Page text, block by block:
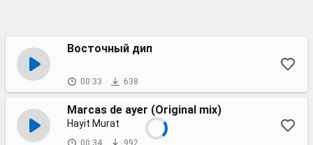
Восточный дип
00:33 638
Marcas de ayer (Original mix)
Hayit Murat
00:34 992